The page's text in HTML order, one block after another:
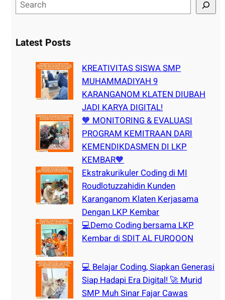
e
rLatest Posts
KREATIVITAS SISWA SMP
MUHAMMADIYAH 9
KARANGANOM KLATEN DIUBAH
JADI KARYA DIGITAL!
🧡 MONITORING & EVALUASI
PROGRAM KEMITRAAN DARI
KEMENDIKDASMEN DI LKP
KEMBAR🧡
Ekstrakurikuler Coding di MI
Roudlotuzzahidin Kunden
Karanganom Klaten Kerjasama
Dengan LKP Kembar
💻Demo Coding bersama LKP
Kembar di SDIT AL FURQOON
💻 Belajar Coding, Siapkan Generasi
Siap Hadapi Era Digital! 🚀 Murid
SMP Muh Sinar Fajar Cawas